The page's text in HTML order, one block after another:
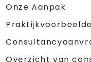
Onze Aanpak
Overzicht van